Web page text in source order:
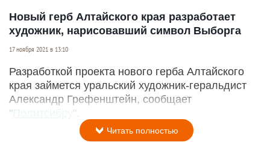
Новый герб Алтайского края разработает
художник, нарисовавший символ Выборга
17 ноября 2021 в 13:10
Разработкой проекта нового герба Алтайского
края займется уральский художник-геральдист
Александр Грефенштейн, сообщает
"Политсибру ".
Читать полностью